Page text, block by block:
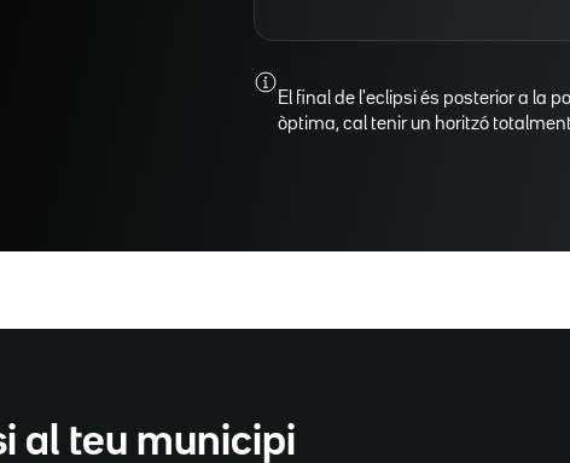
El final de l'eclipsi és posterior a la
òptima, cal tenir un horitzó
al teu municipi